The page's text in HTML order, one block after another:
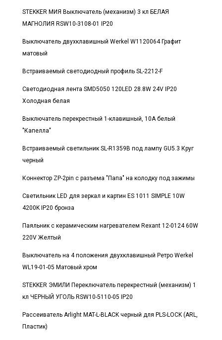
STEKKER МИЯ Выключатель (механизм) 3 кл БЕЛАЯ
МАГНОЛИЯ RSW10-3108-01 IP20
Выключатель двухклавишный Werkel W1120064 Графит
матовый
Встраиваемый светодиодный профиль SL-2212-F
Светодиодная лента SMD5050 120LED 28.8W 24V IP20
Холодная белая
Выключатель перекрестный 1-клавишный, 10А белый
"Капелла"
Встраиваемый светильник SL-R1359B под лампу GU5.3 Круг
черный
Коннектор ZP-2pin с разъема "Папа" на колодку под зажимы
Светильник LED для зеркал и картин ES 1011 SIMPLE 10W
4200K IP20 бронза
Паяльник с керамическим нагревателем Rexant 12-0124 60W
220V Желтый
Выключатель на 4 положения двухклавишный Ретро Werkel
WL19-01-05 Матовый хром
STEKKER ЭМИЛИ Переключатель перекрестный (механизм) 1
кл ЧЕРНЫЙ УГОЛЬ RSW10-5110-05 IP20
Рассеиватель Arlight MAT-L-BLACK черный для PLS-LOCK (ARL,
Пластик)